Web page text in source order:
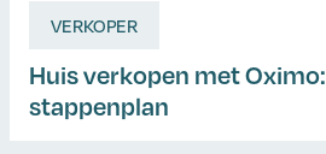
VERKOPER
Huis verkopen met Oximo:
stappenplan